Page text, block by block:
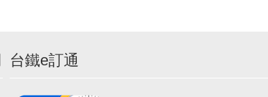
台鐵e訂通